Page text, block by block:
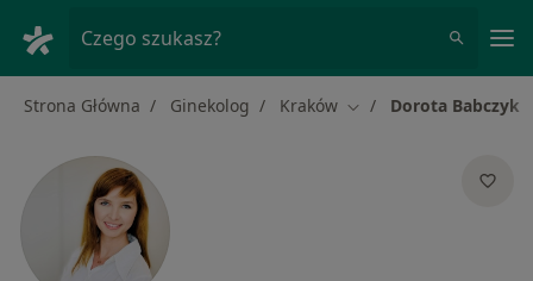
Czego szukasz?
Strona Główna Ginekolog Kraków Zmień miasto
Dorota Babczyk